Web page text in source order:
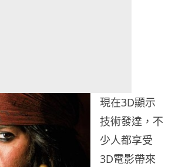
現在3D顯示
技術發達，不
少人都享受
3D電影帶來